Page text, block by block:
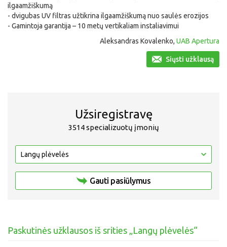
ilgaamžiškumą
- dvigubas UV filtras užtikrina ilgaamžiškumą nuo saulės erozijos
- Gamintoja garantija – 10 metų vertikaliam instaliavimui
Aleksandras Kovalenko, UAB Apertura
Siųsti užklausą
Užsiregistravę
3514 specializuotų įmonių
Gauti pasiūlymus
Paskutinės užklausos iš srities „Langų plėvelės“